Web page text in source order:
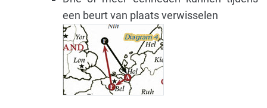
een beurt van plaats verwisselen